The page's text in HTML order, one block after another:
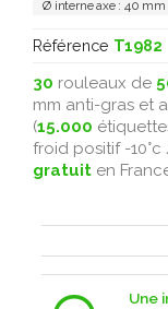
Ø interne axe : 40 mm
Référence T1982
30 rouleaux de
mm anti-gras et
(15.000
froid positif -
gratuit en
Une